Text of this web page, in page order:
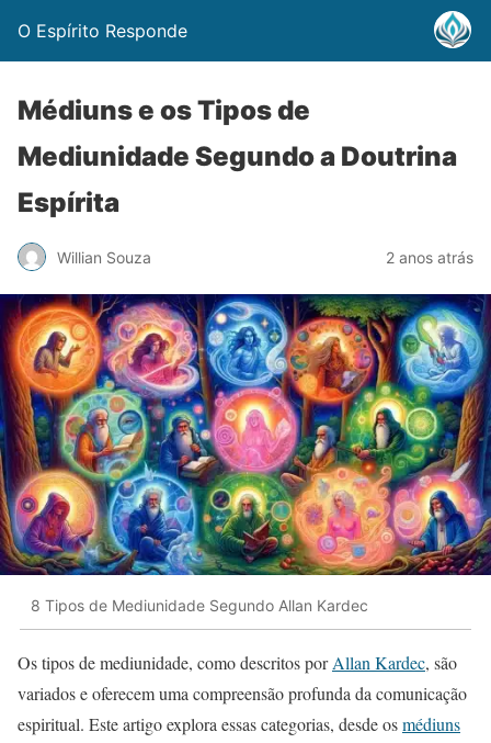
O Espírito Responde
Médiuns e os Tipos de
Mediunidade Segundo a Doutrina
Espírita
Willian Souza 2 anos atrás
8 Tipos de Mediunidade Segundo Allan Kardec
Os tipos de mediunidade, como descritos porAllan Kardec, são
variados e oferecem uma compreensão profunda da comunicação
espiritual. Este artigo explora essas categorias, desde osmédiuns